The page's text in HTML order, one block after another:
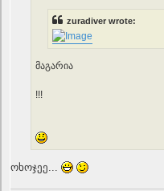
zuradiver wrote:
მაგარია
!!!
ოხოჯეე...